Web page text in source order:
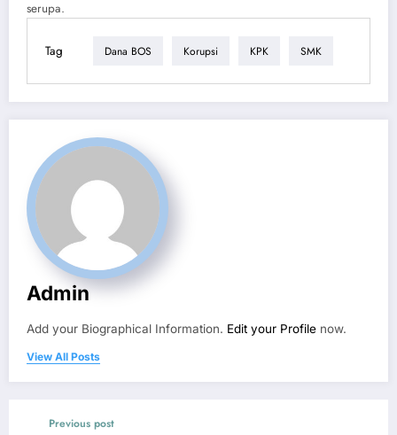
serupa.
Tag Dana BOS Korupsi KPK SMK
Admin
Add your Biographical Information. Edit your Profile now.
View All Posts
Previous post